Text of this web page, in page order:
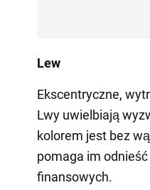
Lew
Ekscentryczne,
Lwy uwielbiają
kolorem jest bez
pomaga im
finansowych.